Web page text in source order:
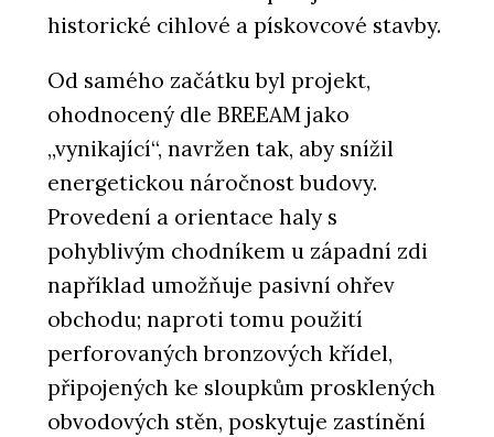
historické cihlové a pískovcové stavby.
Od samého začátku byl projekt,
ohodnocený dle BREEAM jako
„vynikající“, navržen tak, aby snížil
energetickou náročnost budovy.
Provedení a orientace haly s
pohyblivým chodníkem u západní zdi
například umožňuje pasivní ohřev
obchodu; naproti tomu použití
perforovaných bronzových křídel,
připojených ke sloupkům prosklených
obvodových stěn, poskytuje zastínění